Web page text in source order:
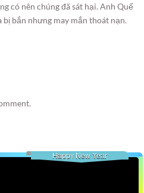
có nên chúng đã sát hại. Anh Quế
bắn nhưng may mắn thoát nạn.
Happy New Year